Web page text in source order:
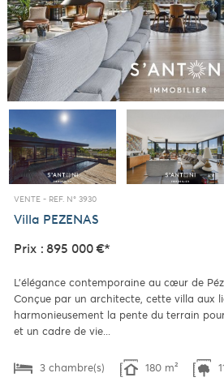
VENTE - REF. N° 3930
Villa PEZENAS
Prix : 895 000 €*
L’élégance contemporaine au cœur de
Conçue par un architecte, cette villa aux
harmonieusement la pente du terrain
et un cadre de vie...
3 chambre(s) 180 m²